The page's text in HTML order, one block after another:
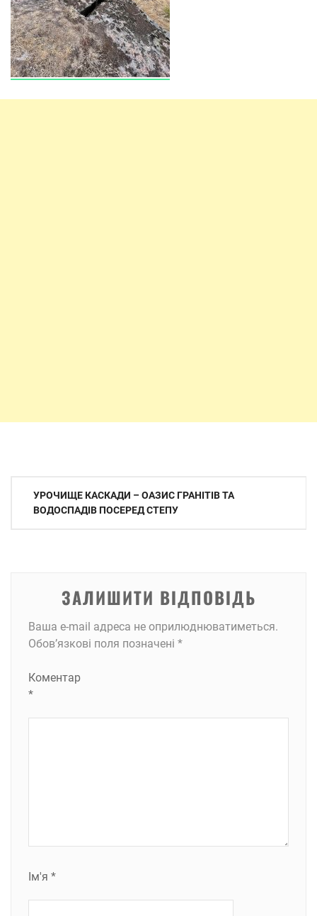
Навігація
записів
УРОЧИЩЕ КАСКАДИ – ОАЗИС ГРАНІТІВ ТА
ВОДОСПАДІВ ПОСЕРЕД СТЕПУ
ЗАЛИШИТИ ВІДПОВІДЬ
Ваша e-mail адреса не оприлюднюватиметься.
Обов’язкові поля позначені *
Коментар
*
Ім'я *